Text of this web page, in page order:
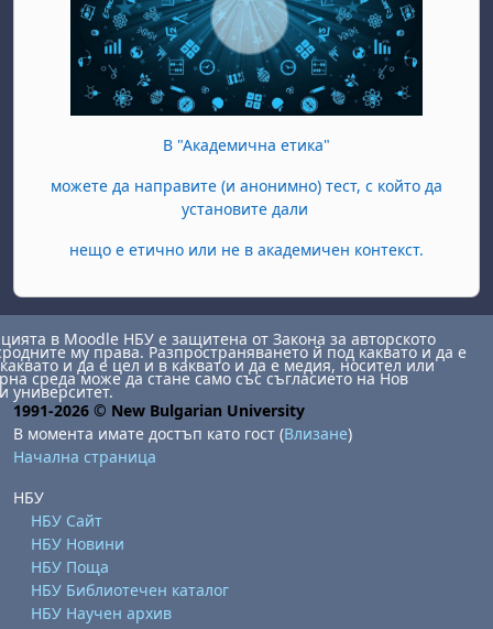
В "Академична етика"
можете да направите (и анонимно) тест, с който да
установите дали
нещо е етично или не в академичен контекст.
в Moodle НБУ е защитена от Закона за авторското
му права. Разпространяването й под каквато и да е
и да е цел и в каквато и да е медия, носител или
среда може да стане само със съгласието на Нов
университет.
1991-2026 © New Bulgarian University
В момента имате достъп като гост (Влизане)
Начална страница
НБУ
НБУ Сайт
НБУ Новини
НБУ Поща
НБУ Библиотечен каталог
НБУ Научен архив